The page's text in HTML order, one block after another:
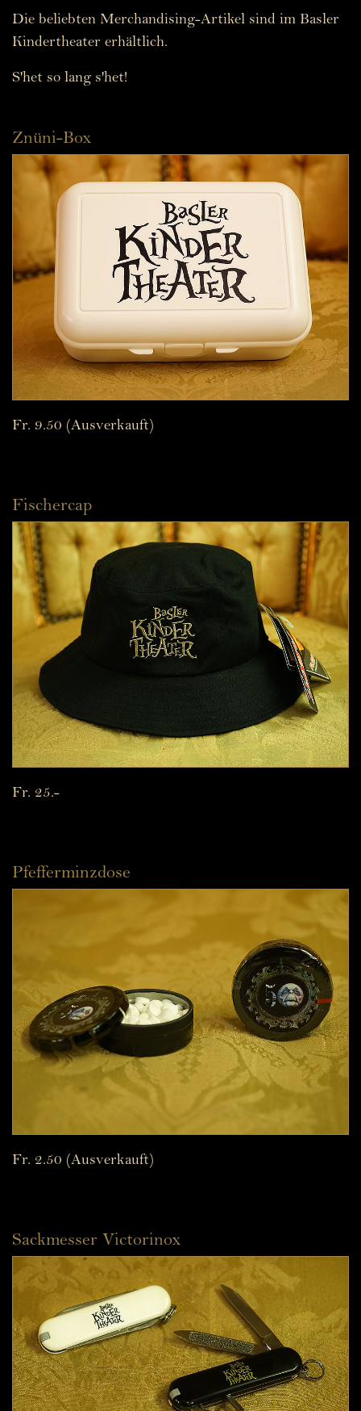
Die beliebten Merchandising-Artikel sind im Basler
Kindertheater erhältlich.
S'het so lang s'het!
Znüni-Box
Fr. 9.50 (Ausverkauft)
Fischercap
Fr. 25.-
Pfefferminzdose
Fr. 2.50 (Ausverkauft)
Sackmesser Victorinox